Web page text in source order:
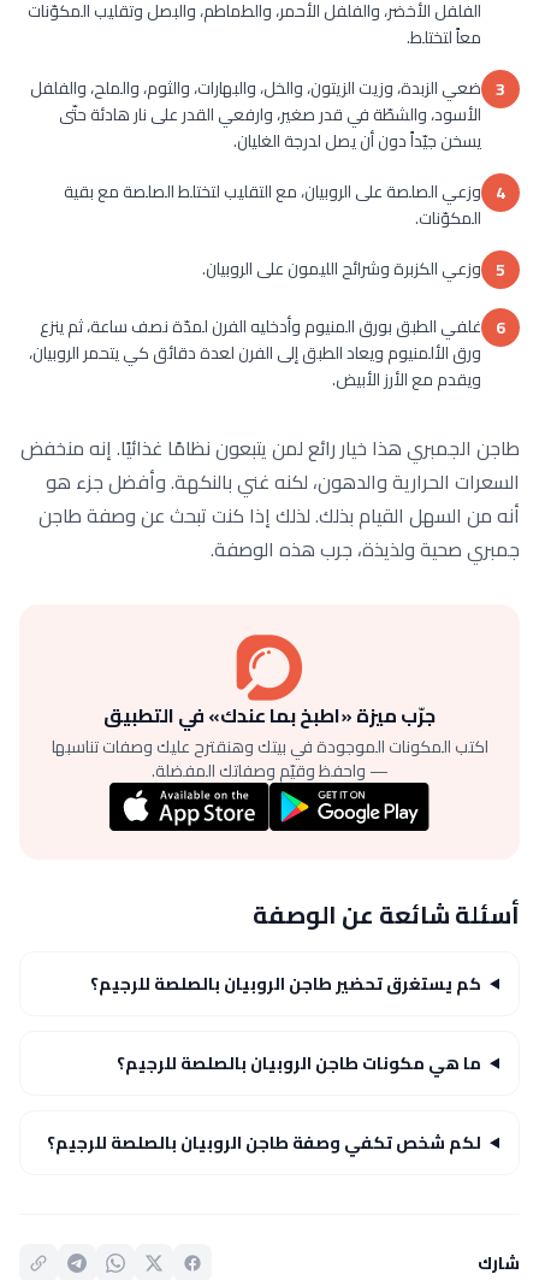
الفلفل الأخضر، والفلفل الأحمر، والطماطم، والبصل وتقليب المكوّنات
معاً لتختلط.
3 ضعي الزبدة، وزيت الزيتون، والخل، والبهارات، والثوم، والملح، والفلفل
الأسود، والشطّة في قدر صغير، وارفعي القدر على نار هادئة حتّى
يسخن جيّداً دون أن يصل لدرجة الغليان.
4 وزعي الصلصة على الروبيان، مع التقليب لتختلط الصلصة مع بقية
المكوّنات.
5 وزعي الكزبرة وشرائح الليمون على الروبيان.
6 غلفي الطبق بورق المنيوم وأدخليه الفرن لمدّة نصف ساعة، ثم ينزع
ورق الألمنيوم ويعاد الطبق إلى الفرن لعدة دقائق كي يتحمر الروبيان،
ويقدم مع الأرز الأبيض.
طاجن الجمبري هذا خيار رائع لمن يتبعون نظامًا غذائيًا. إنه منخفض
السعرات الحرارية والدهون، لكنه غني بالنكهة. وأفضل جزء هو
أنه من السهل القيام بذلك. لذلك إذا كنت تبحث عن وصفة طاجن
جمبري صحية ولذيذة، جرب هذه الوصفة.
جرّب ميزة «اطبخ بما عندك» في التطبيق
اكتب المكونات الموجودة في بيتك وهنقترح عليك وصفات تناسبها
— واحفظ وقيّم وصفاتك المفضلة.
أسئلة شائعة عن الوصفة
كم يستغرق تحضير طاجن الروبيان بالصلصة للرجيم؟
ما هي مكونات طاجن الروبيان بالصلصة للرجيم؟
لكم شخص تكفي وصفة طاجن الروبيان بالصلصة للرجيم؟
شارك